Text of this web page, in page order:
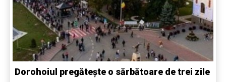
Dorohoiul pregătește o sărbătoare de trei zile